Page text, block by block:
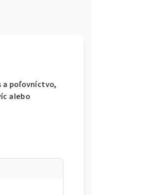
a poľovníctvo,
alebo